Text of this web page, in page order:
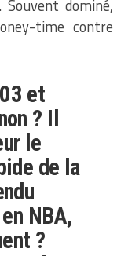
dominé,
time contre
et
? Il
le
de la
NBA,
?